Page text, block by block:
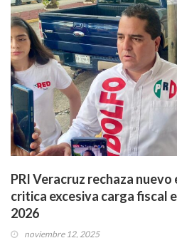
PRI Veracruz rechaza
critica excesiva carga fiscal
2026
noviembre 12, 2025